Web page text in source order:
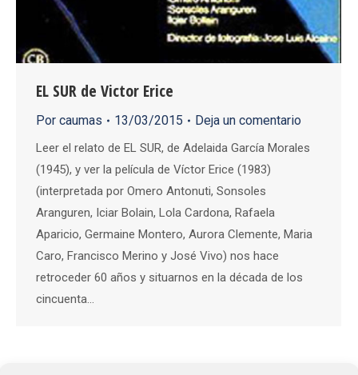
EL SUR de Victor Erice
Por caumas 13/03/2015 Deja un comentario
Leer el relato de EL SUR, de Adelaida García Morales
(1945), y ver la película de Víctor Erice (1983)
(interpretada por Omero Antonuti, Sonsoles
Aranguren, Iciar Bolain, Lola Cardona, Rafaela
Aparicio, Germaine Montero, Aurora Clemente, Maria
Caro, Francisco Merino y José Vivo) nos hace
retroceder 60 años y situarnos en la década de los
cincuenta…